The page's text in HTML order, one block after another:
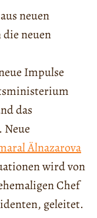
neuen
neuen
Impulse
das
Neue
Älnazarova
wird von
Chef
geleitet.